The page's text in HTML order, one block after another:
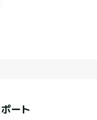
ート